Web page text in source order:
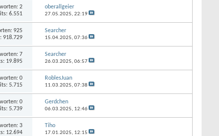
2
6.551
oberallgeier
27.05.2025, 22:19
925
918.729
Searcher
15.04.2025, 07:36
7
19.895
Searcher
26.03.2025, 06:57
0
5.715
RoblesJuan
11.03.2025, 07:38
0
5.739
Gerdchen
06.03.2025, 12:46
3
12.694
Tiho
17.01.2025, 12:15